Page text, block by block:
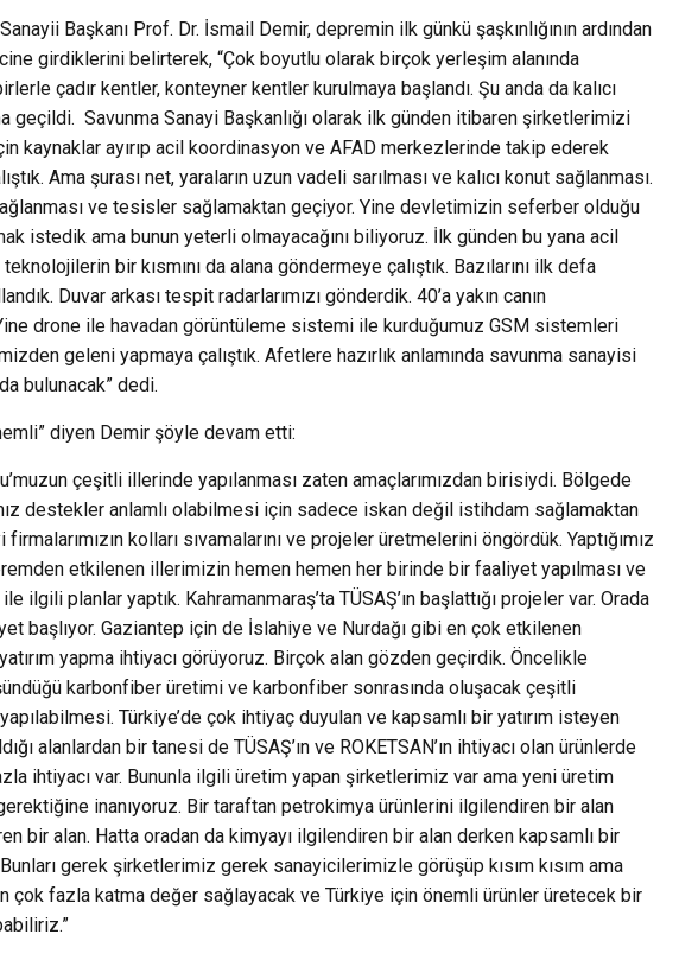
Başkanı Prof. Dr. İsmail Demir, depremin ilk günkü şaşkınlığının ardından
girdiklerini belirterek, “Çok boyutlu olarak birçok yerleşim alanında
çadır kentler, konteyner kentler kurulmaya başlandı. Şu anda da kalıcı
geçildi. Savunma Sanayi Başkanlığı olarak ilk günden itibaren şirketlerimizi
kaynaklar ayırıp acil koordinasyon ve AFAD merkezlerinde takip ederek
Ama şurası net, yaraların uzun vadeli sarılması ve kalıcı konut sağlanması.
ve tesisler sağlamaktan geçiyor. Yine devletimizin seferber olduğu
istedik ama bunun yeterli olmayacağını biliyoruz. İlk günden bu yana acil
bir kısmını da alana göndermeye çalıştık. Bazılarını ilk defa
Duvar arkası tespit radarlarımızı gönderdik. 40’a yakın canın
drone ile havadan görüntüleme sistemi ile kurduğumuz GSM sistemleri
geleni yapmaya çalıştık. Afetlere hazırlık anlamında savunma sanayisi
bulunacak” dedi.
diyen Demir şöyle devam etti:
çeşitli illerinde yapılanması zaten amaçlarımızdan birisiydi. Bölgede
destekler anlamlı olabilmesi için sadece iskan değil istihdam sağlamaktan
kolları sıvamalarını ve projeler üretmelerini öngördük. Yaptığımız
etkilenen illerimizin hemen hemen her birinde bir faaliyet yapılması ve
ilgili planlar yaptık. Kahramanmaraş’ta TÜSAŞ’ın başlattığı projeler var. Orada
başlıyor. Gaziantep için de İslahiye ve Nurdağı gibi en çok etkilenen
yapma ihtiyacı görüyoruz. Birçok alan gözden geçirdik. Öncelikle
karbonfiber üretimi ve karbonfiber sonrasında oluşacak çeşitli
Türkiye’de çok ihtiyaç duyulan ve kapsamlı bir yatırım isteyen
alanlardan bir tanesi de TÜSAŞ’ın ve ROKETSAN’ın ihtiyacı olan ürünlerde
ihtiyacı var. Bununla ilgili üretim yapan şirketlerimiz var ama yeni üretim
inanıyoruz. Bir taraftan petrokimya ürünlerini ilgilendiren bir alan
bir alan. Hatta oradan da kimyayı ilgilendiren bir alan derken kapsamlı bir
gerek şirketlerimiz gerek sanayicilerimizle görüşüp kısım kısım ama
çok fazla katma değer sağlayacak ve Türkiye için önemli ürünler üretecek bir